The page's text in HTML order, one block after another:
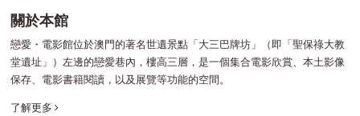
關於本館
戀愛・電影館位於澳門的著名世遺景點「大三巴牌坊」（即「聖保祿大教
堂遺址」）左邊的戀愛巷內，樓高三層，是一個集合電影欣賞、本土影像
保存、電影書籍閱讀，以及展覽等功能的空間。
了解更多